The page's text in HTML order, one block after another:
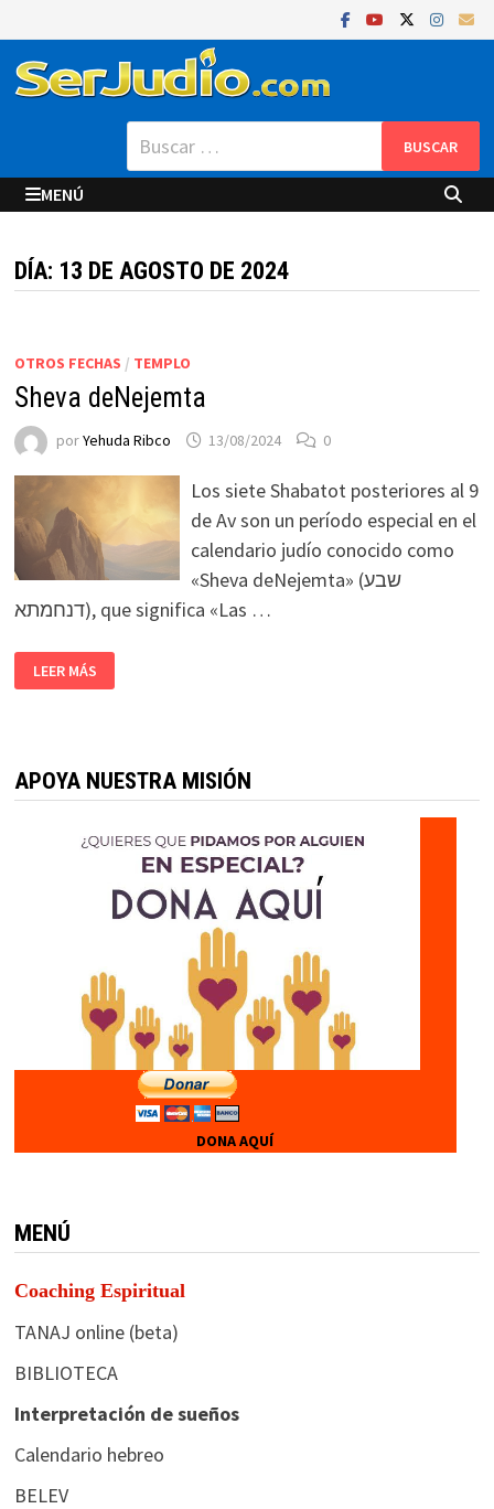
al
contenido
Buscar:
MENÚ
DÍA: 13 DE AGOSTO DE 2024
OTROS FECHAS / TEMPLO
Sheva deNejemta
porYehuda Ribco 13/08/2024 0
Los siete Shabatot posteriores al 9
de Av son un período especial en el
calendario judío conocido como
«Sheva deNejemta» (שבע
דנחמתא), que significa «Las …
LEER MÁS
APOYA NUESTRA MISIÓN
DONA AQUÍ
MENÚ
Coaching Espiritual
TANAJ online (beta)
BIBLIOTECA
Interpretación de sueños
Calendario hebreo
BELEV